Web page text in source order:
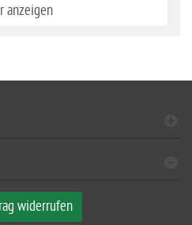
anzeigen
widerrufen